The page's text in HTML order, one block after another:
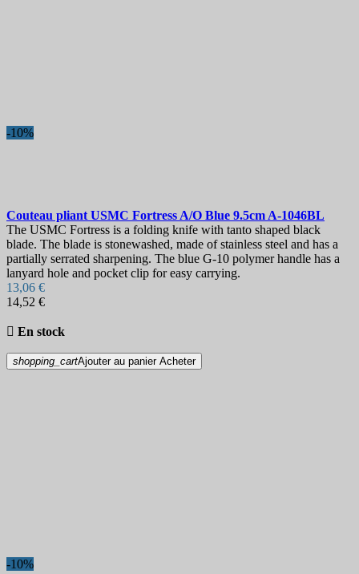
Dureté
Voir les Produits3
-10%
Couteau pliant USMC Fortress A/O Blue 9.5cm A-1046BL
The USMC Fortress is a folding knife with tanto shaped black
blade. The blade is stonewashed, made of stainless steel and has a
partially serrated sharpening. The blue G-10 polymer handle has a
lanyard hole and pocket clip for easy carrying.
13,06 €
14,52 €
 En stock
shopping_cartAjouter au panier Acheter
-10%